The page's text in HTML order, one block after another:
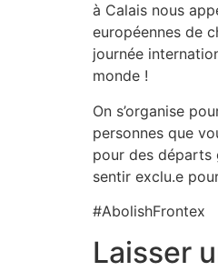
à Calais nous
européennes de
journée
monde !
On s’organise
personnes que
pour des départs
sentir exclu.e
#AbolishFrontex
Laisser